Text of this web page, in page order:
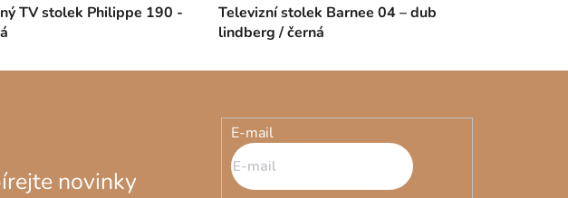
TV stolek Philippe 190 -
Televizní stolek Barnee 04 – dub
lindberg / černá
E-mail